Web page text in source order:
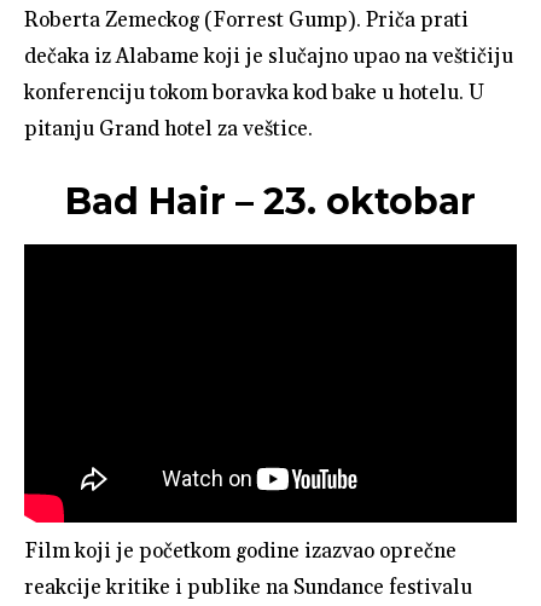
Roberta Zemeckog (Forrest Gump). Priča prati
dečaka iz Alabame koji je slučajno upao na veštičiju
konferenciju tokom boravka kod bake u hotelu. U
pitanju Grand hotel za veštice.
Bad Hair – 23. oktobar
Film koji je početkom godine izazvao oprečne
reakcije kritike i publike na Sundance festivalu